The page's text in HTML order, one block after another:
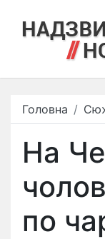
Головна
На
по